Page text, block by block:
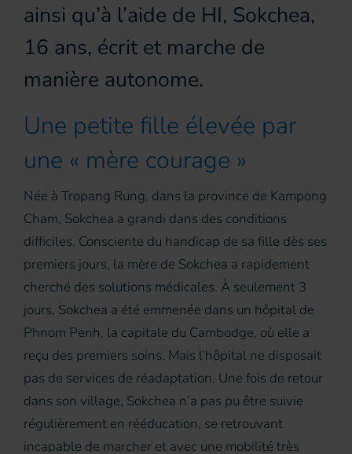
ainsi qu’à l’aide de HI, Sokchea,
16 ans, écrit et marche de
manière autonome.
Une petite fille élevée par
une « mère courage »
Née à Tropang Rung, dans la province de Kampong
Cham, Sokchea a grandi dans des conditions
difficiles. Consciente du handicap de sa fille dès ses
premiers jours, la mère de Sokchea a rapidement
cherché des solutions médicales. À seulement 3
jours, Sokchea a été emmenée dans un hôpital de
Phnom Penh, la capitale du Cambodge, où elle a
reçu des premiers soins. Mais l’hôpital ne disposait
pas de services de réadaptation. Une fois de retour
dans son village, Sokchea n’a pas pu être suivie
régulièrement en rééducation, se retrouvant
incapable de marcher et avec une mobilité très